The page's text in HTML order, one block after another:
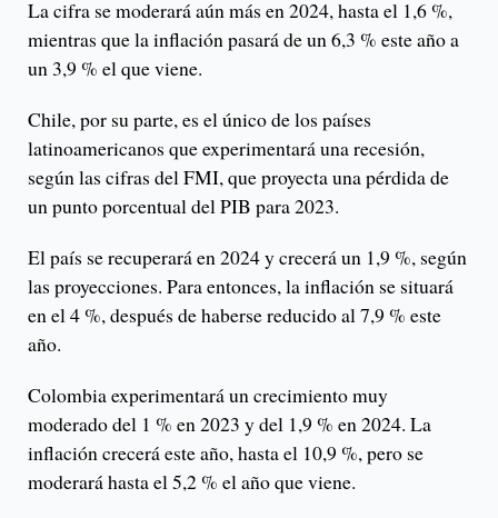
La cifra se moderará aún más en 2024, hasta el 1,6 %,
mientras que la inflación pasará de un 6,3 % este año a
un 3,9 % el que viene.
Chile, por su parte, es el único de los países
latinoamericanos que experimentará una recesión,
según las cifras del FMI, que proyecta una pérdida de
un punto porcentual del PIB para 2023.
El país se recuperará en 2024 y crecerá un 1,9 %, según
las proyecciones. Para entonces, la inflación se situará
en el 4 %, después de haberse reducido al 7,9 % este
año.
Colombia experimentará un crecimiento muy
moderado del 1 % en 2023 y del 1,9 % en 2024. La
inflación crecerá este año, hasta el 10,9 %, pero se
moderará hasta el 5,2 % el año que viene.